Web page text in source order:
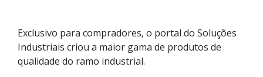
Exclusivo para compradores, o portal do Soluções
Industriais criou a maior gama de produtos de
qualidade do ramo industrial.